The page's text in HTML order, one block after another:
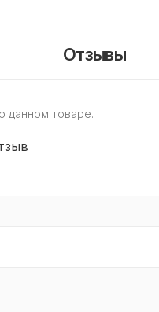
Отзывы
данном товаре.